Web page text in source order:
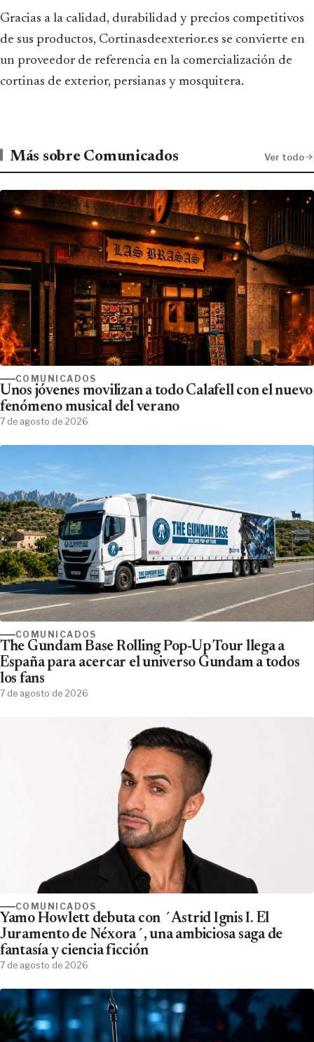
Gracias a la calidad, durabilidad y precios competitivos
de sus productos, Cortinasdeexterior.es se convierte en
un proveedor de referencia en la comercialización de
cortinas de exterior, persianas y mosquitera.
Más sobre Comunicados Ver todo
COMUNICADOS
Unos jóvenes movilizan a todo Calafell con el nuevo
fenómeno musical del verano
7 de agosto de 2026
COMUNICADOS
The Gundam Base Rolling Pop-Up Tour llega a
España para acercar el universo Gundam a todos
los fans
7 de agosto de 2026
COMUNICADOS
Yamo Howlett debuta con ´Astrid Ignis I. El
Juramento de Néxora´, una ambiciosa saga de
fantasía y ciencia ficción
7 de agosto de 2026